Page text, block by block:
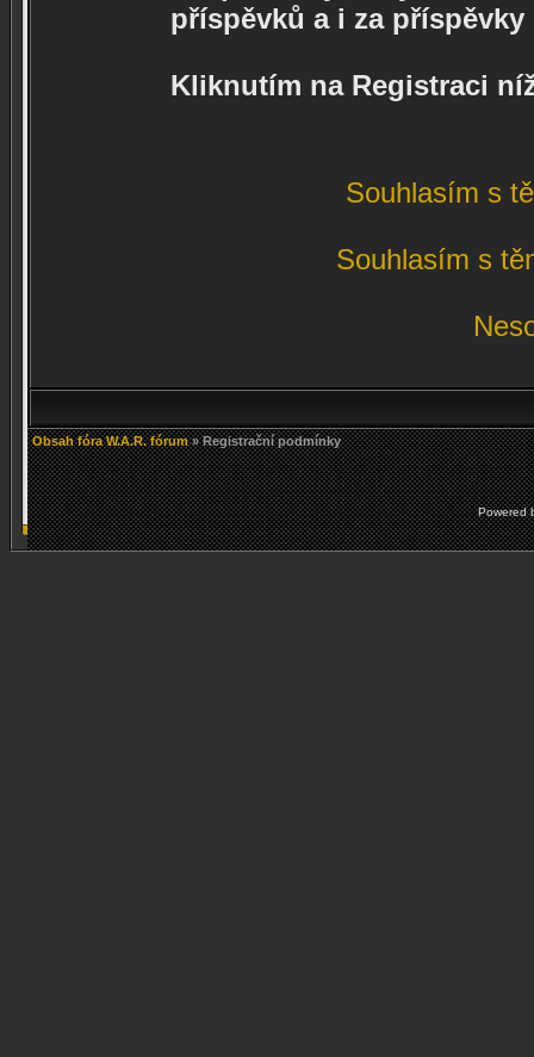
příspěvků a i za
Kliknutím na Registraci
Souhlasím s
Souhlasím s
Obsah fóra W.A.R. fórum» Registrační podmínky
Powered